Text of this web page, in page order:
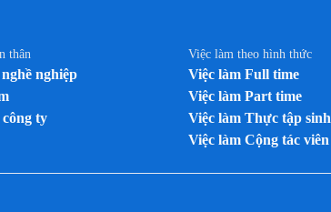
thân
nghiệp
ty
Việc làm theo hình thức
Việc làm Full time
Việc làm Part time
Việc làm Thực tập sinh
Việc làm Cộng tác viên